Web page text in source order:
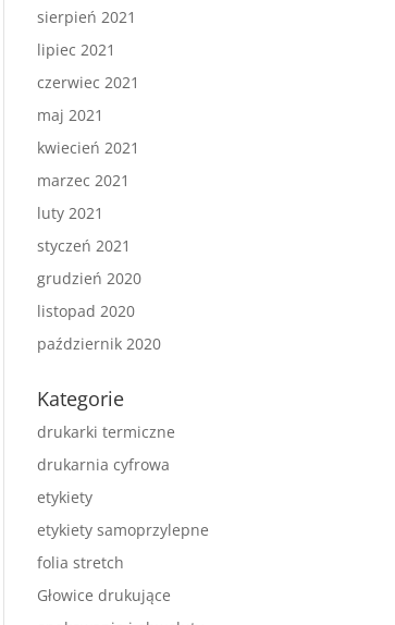
sierpień 2021
lipiec 2021
czerwiec 2021
maj 2021
kwiecień 2021
marzec 2021
luty 2021
styczeń 2021
grudzień 2020
listopad 2020
październik 2020
Kategorie
drukarki termiczne
drukarnia cyfrowa
etykiety
etykiety samoprzylepne
folia stretch
Głowice drukujące